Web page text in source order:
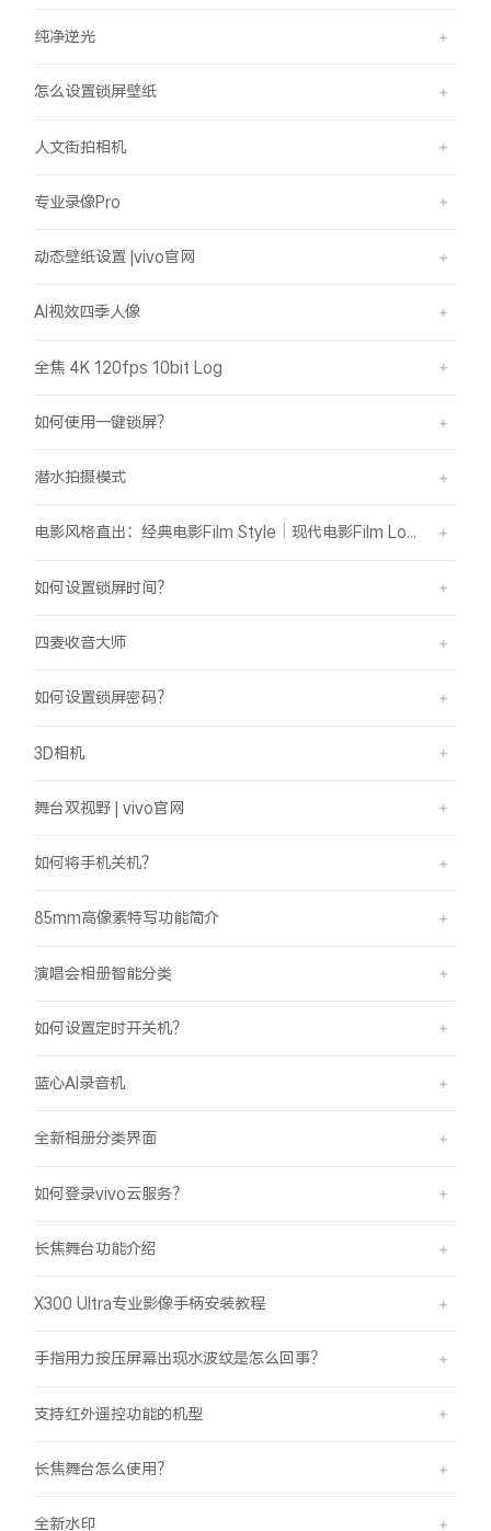
纯净逆光
怎么设置锁屏壁纸
人文街拍相机
专业录像Pro
动态壁纸设置 |vivo官网
AI视效四季人像
全焦 4K 120fps 10bit Log
如何使用一键锁屏？
潜水拍摄模式
电影风格直出：经典电影Film Style｜现代电影Film Look
如何设置锁屏时间？
四麦收音大师
如何设置锁屏密码？
3D相机
舞台双视野 | vivo官网
如何将手机关机？
85mm高像素特写功能简介
演唱会相册智能分类
如何设置定时开关机？
蓝心AI录音机
全新相册分类界面
如何登录vivo云服务？
长焦舞台功能介绍
X300 Ultra专业影像手柄安装教程
手指用力按压屏幕出现水波纹是怎么回事？
支持红外遥控功能的机型
长焦舞台怎么使用？
全新水印